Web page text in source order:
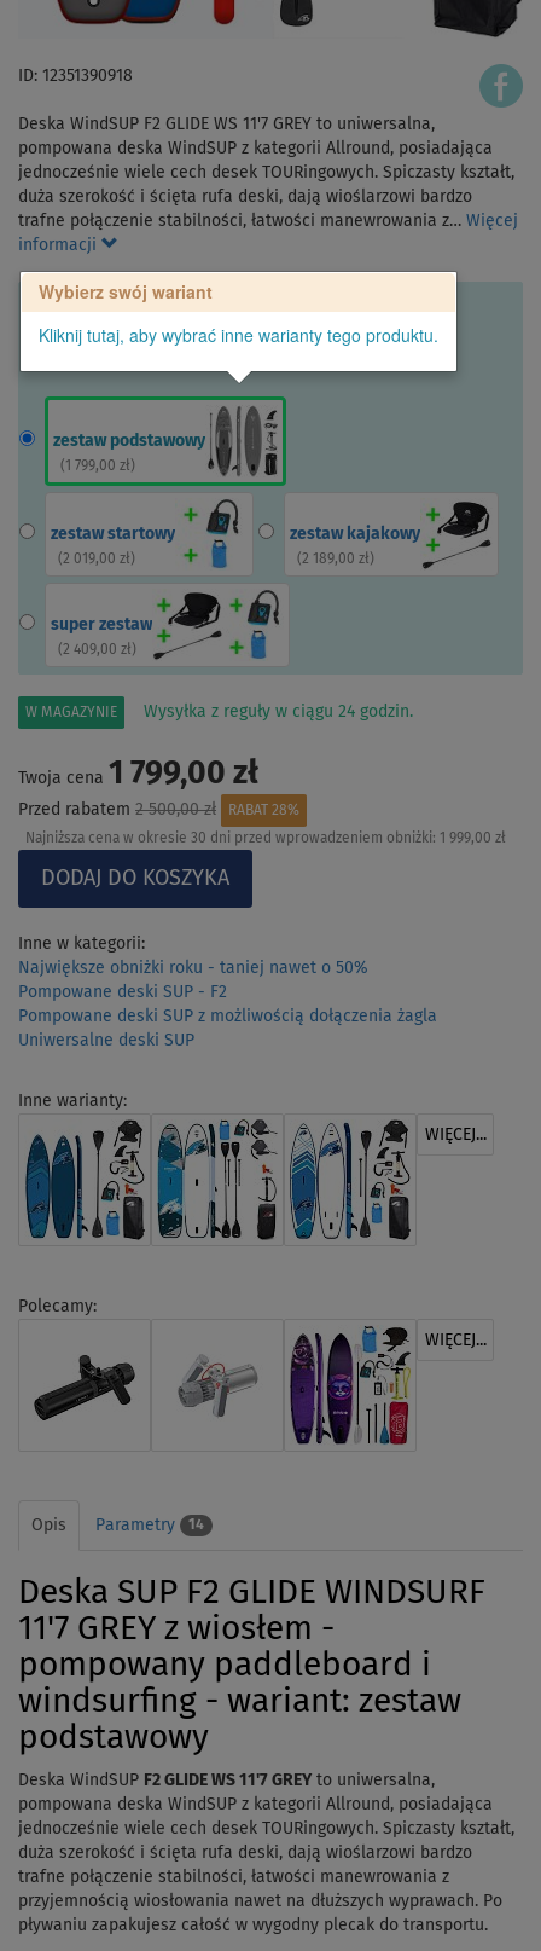
ID: 12351390918
Deska WindSUP F2 GLIDE WS 11'7 GREY to uniwersalna,
pompowana deska WindSUP z kategorii Allround, posiadająca
jednocześnie wiele cech desek TOURingowych. Spiczasty kształt,
duża szerokość i ścięta rufa deski, dają wioślarzowi bardzo
trafne połączenie stabilności, łatwości manewrowania z… Więcej
informacji
Wybierz swój wariant
Kliknij tutaj, aby wybrać inne warianty tego produktu.
zestaw podstawowy
( 1 799,00 zł)
zestaw startowy
( 2 019,00 zł)
zestaw kajakowy
( 2 189,00 zł)
super zestaw
( 2 409,00 zł)
W MAGAZYNIE Wysyłka z reguły w ciągu 24 godzin.
Twoja cena 1 799,00 zł
Przed rabatem 2 500,00 zł
RABAT 28%
Najniższa cena w okresie 30 dni przed wprowadzeniem obniżki: 1 999,00 zł
Inne w kategorii:
Największe obniżki roku - taniej nawet o 50%
Pompowane deski SUP - F2
Pompowane deski SUP z możliwością dołączenia żagla
Uniwersalne deski SUP
Inne warianty:
WIĘCEJ...
Polecamy:
WIĘCEJ...
Opis Parametry 14
Deska SUP F2 GLIDE WINDSURF
11'7 GREY z wiosłem -
pompowany paddleboard i
windsurfing - wariant: zestaw
podstawowy
Deska WindSUP F2 GLIDE WS 11'7 GREY to uniwersalna,
pompowana deska WindSUP z kategorii Allround, posiadająca
jednocześnie wiele cech desek TOURingowych. Spiczasty kształt,
duża szerokość i ścięta rufa deski, dają wioślarzowi bardzo
trafne połączenie stabilności, łatwości manewrowania z
przyjemnością wiosłowania nawet na dłuższych wyprawach. Po
pływaniu zapakujesz całość w wygodny plecak do transportu.